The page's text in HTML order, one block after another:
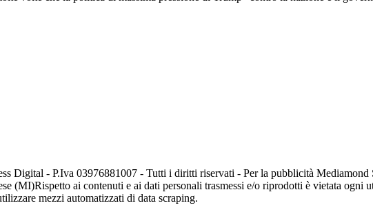
Digital - P.Iva 03976881007 - Tutti i diritti riservati - Per la pubblicità
(MI)Rispetto ai contenuti e ai dati personali trasmessi e/o riprodotti è vietata ogni
mezzi automatizzati di data scraping.